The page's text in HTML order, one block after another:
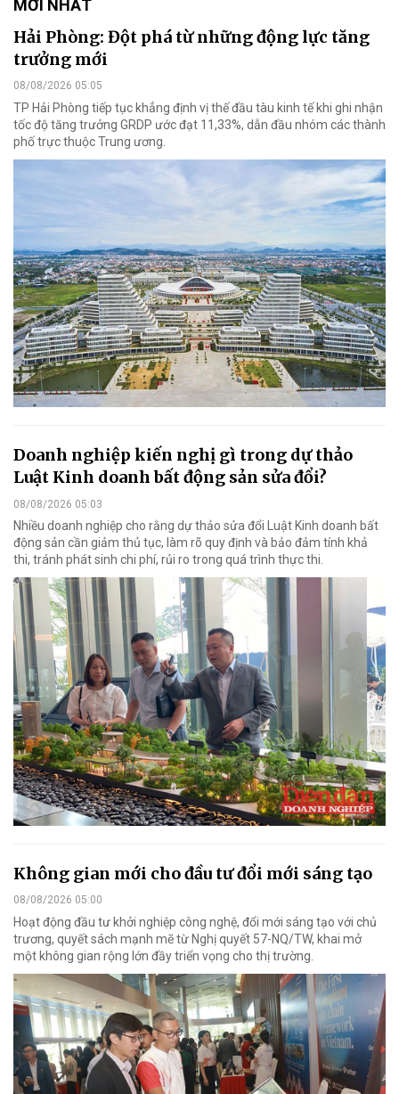
MỚI NHẤT
Hải Phòng: Đột phá từ những động lực tăng
trưởng mới
08/08/2026 05:05
TP Hải Phòng tiếp tục khẳng định vị thế đầu tàu kinh tế khi ghi nhận
tốc độ tăng trưởng GRDP ước đạt 11,33%, dẫn đầu nhóm các thành
phố trực thuộc Trung ương.
Doanh nghiệp kiến nghị gì trong dự thảo
Luật Kinh doanh bất động sản sửa đổi?
08/08/2026 05:03
Nhiều doanh nghiệp cho rằng dự thảo sửa đổi Luật Kinh doanh bất
động sản cần giảm thủ tục, làm rõ quy định và bảo đảm tính khả
thi, tránh phát sinh chi phí, rủi ro trong quá trình thực thi.
Không gian mới cho đầu tư đổi mới sáng tạo
08/08/2026 05:00
Hoạt động đầu tư khởi nghiệp công nghệ, đổi mới sáng tạo với chủ
trương, quyết sách mạnh mẽ từ Nghị quyết 57-NQ/TW, khai mở
một không gian rộng lớn đầy triển vọng cho thị trường.